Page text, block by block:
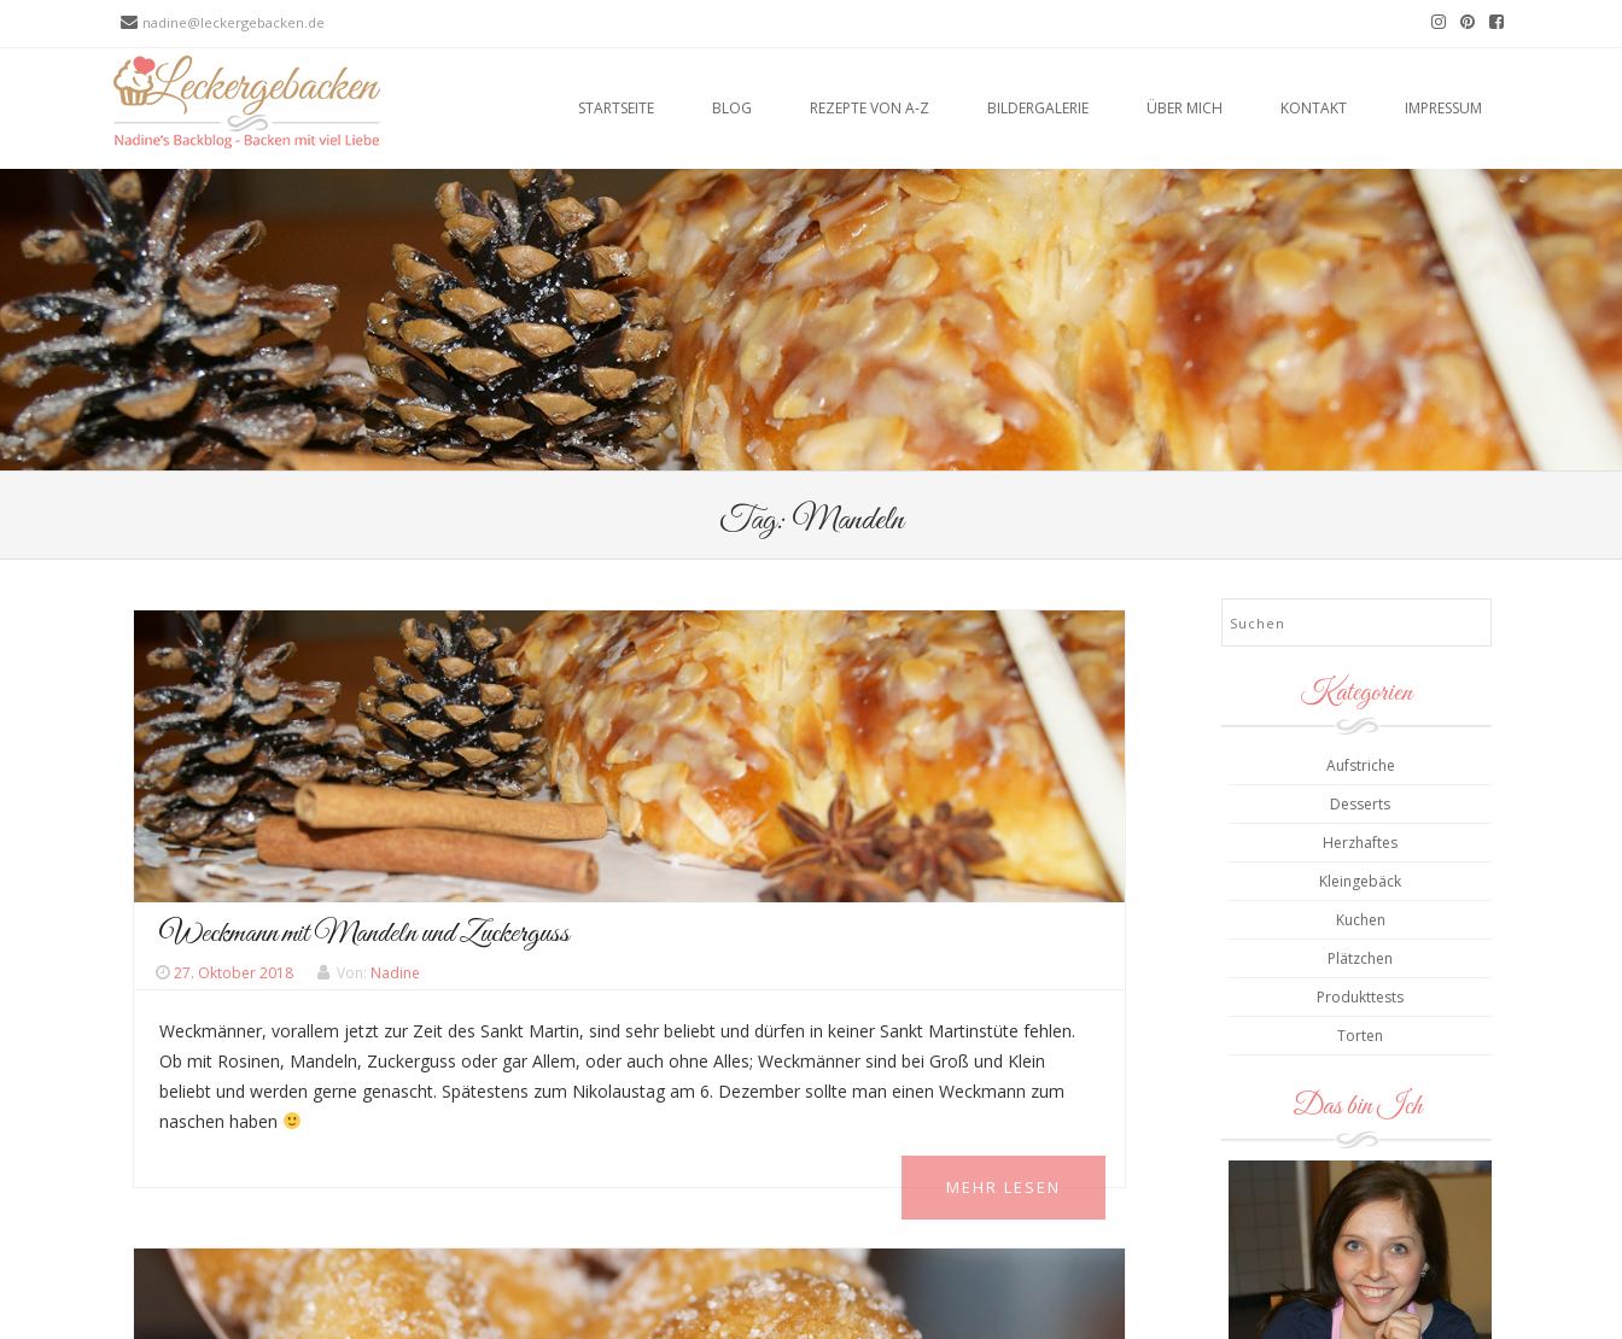
nadine@leckergebacken.de
SKIP TO CONTENTSTARTSEITE BLOG REZEPTE VON A-Z BILDERGALERIE ÜBER MICH KONTAKT IMPRESSUM
Tag: Mandeln
Weckmann mit Mandeln und Zuckerguss
27. Oktober 2018 Von: Nadine
Weckmänner, vorallem jetzt zur Zeit des Sankt Martin, sind sehr beliebt und dürfen in keiner Sankt Martinstüte fehlen.
Ob mit Rosinen, Mandeln, Zuckerguss oder gar Allem, oder auch ohne Alles; Weckmänner sind bei Groß und Klein
beliebt und werden gerne genascht. Spätestens zum Nikolaustag am 6. Dezember sollte man einen Weckmann zum
naschen haben
MEHR LESEN
Kategorien
Aufstriche
Desserts
Herzhaftes
Kleingebäck
Kuchen
Plätzchen
Produkttests
Torten
Das bin Ich